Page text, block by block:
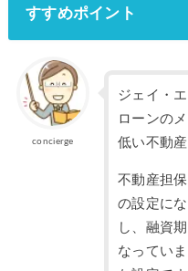
すすめポイント
concierge
ジェイ・
ローンの
低い不動
不動産担
の設定に
し、融資
なってい